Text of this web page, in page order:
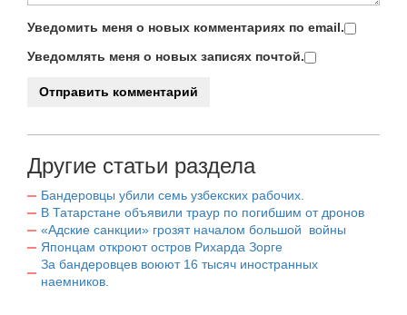
Уведомить меня о новых комментариях по email.
Уведомлять меня о новых записях почтой.
Другие статьи раздела
Бандеровцы убили семь узбекских рабочих.
В Татарстане объявили траур по погибшим от дронов
«Адские санкции» грозят началом большой войны
Японцам откроют остров Рихарда Зорге
За бандеровцев воюют 16 тысяч иностранных
наемников.